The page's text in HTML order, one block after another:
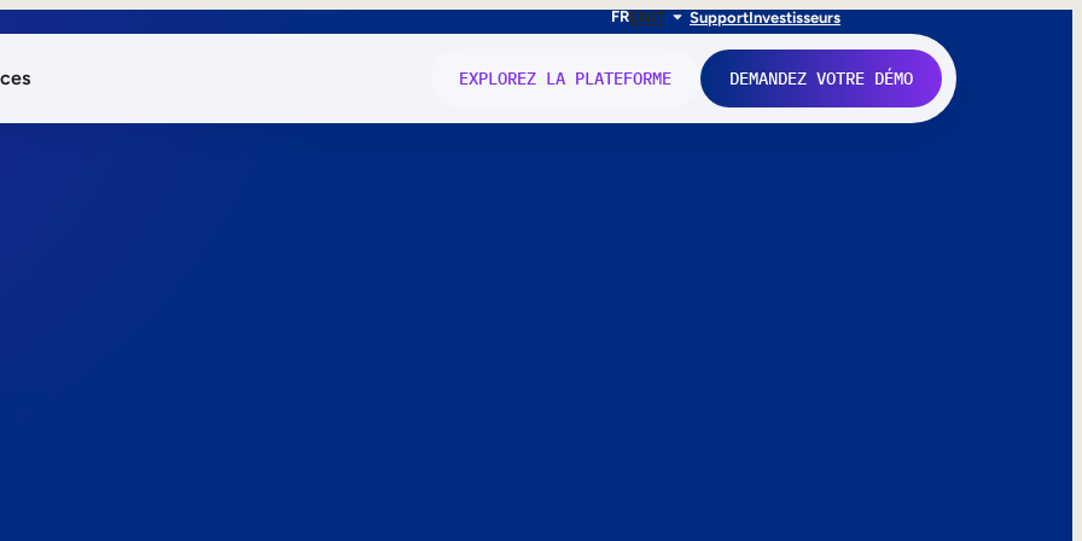
FRENIT SupportInvestisseurs
EXPLOREZ LA PLATEFORME DEMANDEZ VOTRE DÉMO